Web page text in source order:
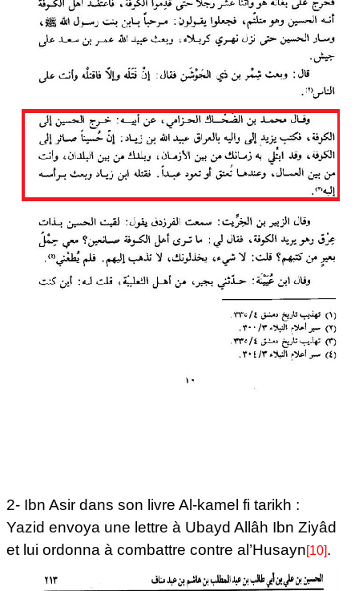
2- Ibn Asir dans son livre Al-kamel fi tarikh :
Yazid envoya une lettre à Ubayd Allâh Ibn Ziyâd
et lui ordonna à combattre contre al’Husayn[10].